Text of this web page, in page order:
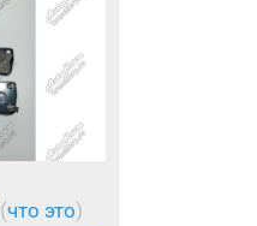
(что это)